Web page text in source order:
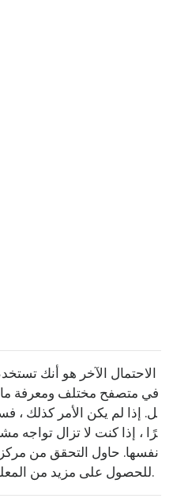
الاحتمال الآخر هو أنك
ل. إذا لم يكن الأمر كذلك ،
رًا ، إذا كنت لا تزال تواجه
تعليمات خرائط Google للحصول على مزيد من المعلومات.